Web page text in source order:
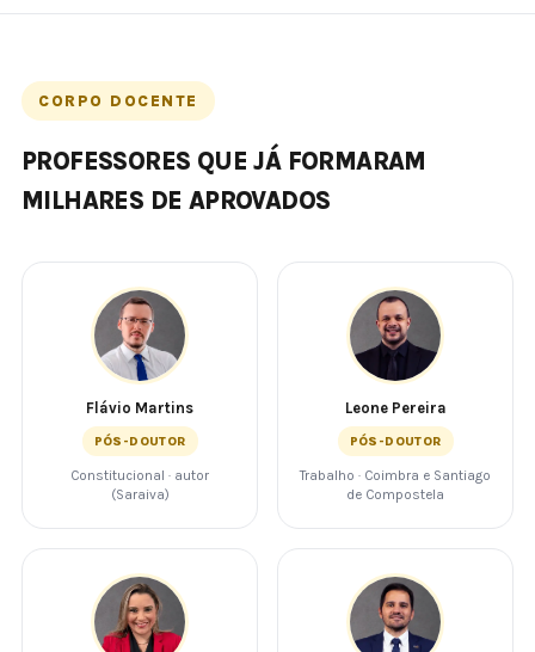
CORPO DOCENTE
PROFESSORES QUE JÁ FORMARAM
MILHARES DE APROVADOS
Flávio Martins
PÓS-DOUTOR
Constitucional · autor
(Saraiva)
Leone Pereira
PÓS-DOUTOR
Trabalho · Coimbra e Santiago
de Compostela